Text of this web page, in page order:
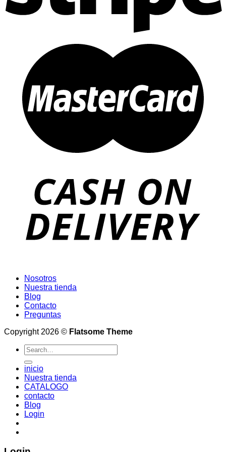
Nosotros
Nuestra tienda
Blog
Contacto
Preguntas
Copyright 2026 © Flatsome Theme
Search
for:
inicio
Nuestra tienda
CATALOGO
contacto
Blog
Login